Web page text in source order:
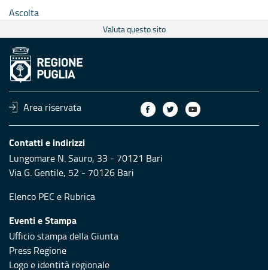
Ascolta
Valuta questo sito
Area riservata
Contatti e indirizzi
Lungomare N. Sauro, 33 - 70121 Bari
Via G. Gentile, 52 - 70126 Bari
Elenco PEC e Rubrica
Eventi e Stampa
Ufficio stampa della Giunta
Press Regione
Logo e identità regionale